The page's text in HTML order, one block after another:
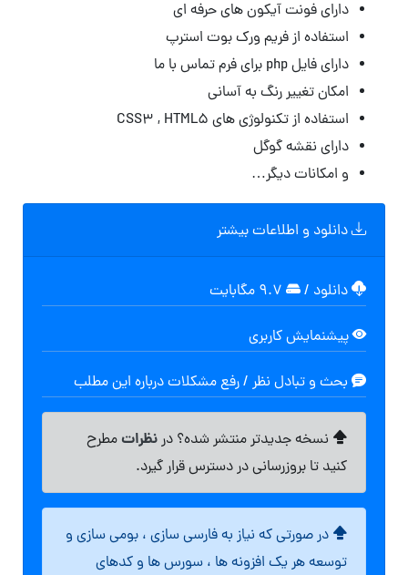
دارای فونت آیکون های حرفه ای
استفاده از فریم ورک بوت استرپ
دارای فایل php برای فرم تماس با ما
امکان تغییر رنگ به آسانی
استفاده از تکنولوژی های CSS3 , HTML5
دارای نقشه گوگل
و امکانات دیگر…
دانلود و اطلاعات بیشتر
دانلود /
پیشنمایش کاربری
بحث و تبادل نظر / رفع مشکلات درباره این مطلب
نسخه جدیدتر منتشر شده؟ درنظراتمطرح
کنید تا بروزرسانی در دسترس قرار گیرد.
در صورتی که نیاز به فارسی سازی ، بومی سازی و
توسعه هر یک افزونه ها ، سورس ها و کدهای